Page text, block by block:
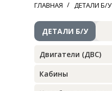
ГЛАВНАЯ ДЕТАЛИ Б/У
ДЕТАЛИ Б/У
Двигатели (ДВС)
Кабины